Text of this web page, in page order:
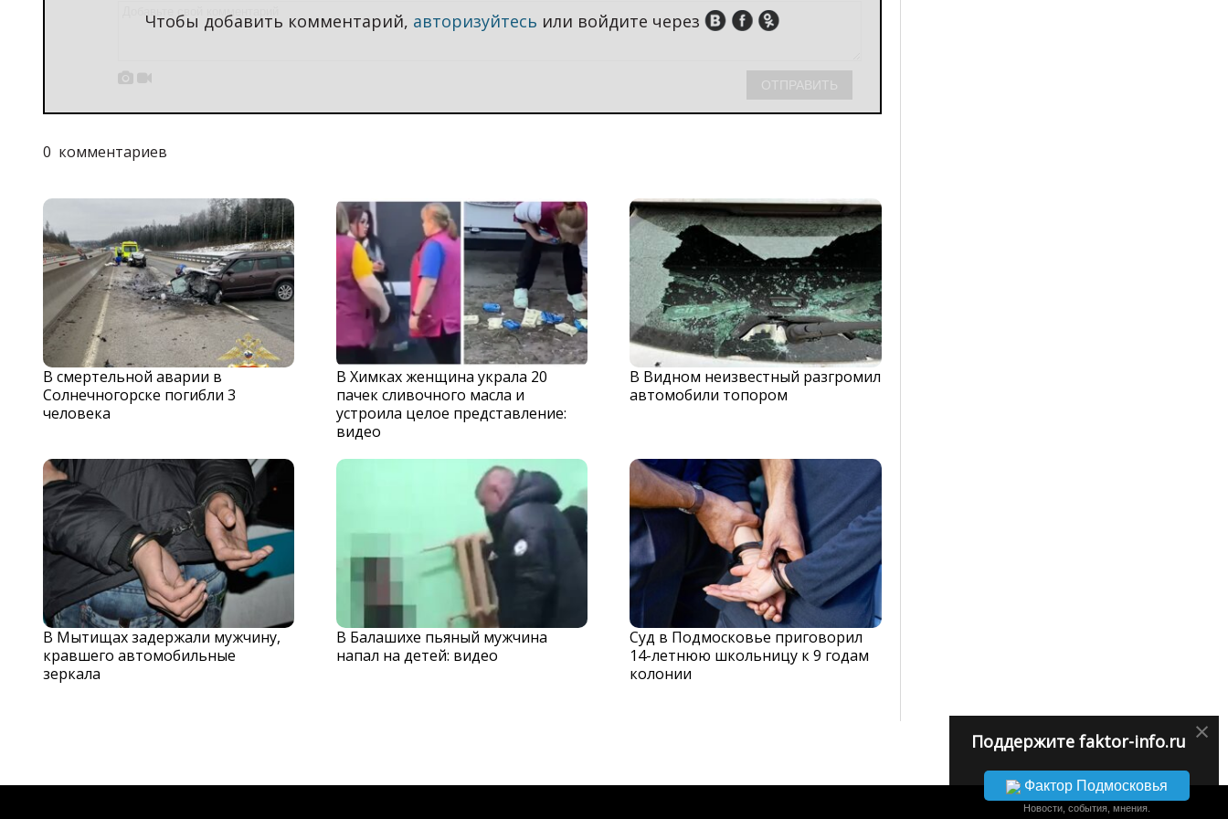
×
Поддержите faktor-info.ru
Фактор Подмосковья
Новости, события, мнения.
Чтобы добавить комментарий, авторизуйтесь или войдите через
 
0 комментариев
В смертельной аварии в
Солнечногорске погибли 3
человека
В Химках женщина украла 20
пачек сливочного масла и
устроила целое представление:
видео
В Видном неизвестный разгромил
автомобили топором
В Мытищах задержали мужчину,
кравшего автомобильные
зеркала
В Балашихе пьяный мужчина
напал на детей: видео
Суд в Подмосковье приговорил
14-летнюю школьницу к 9 годам
колонии